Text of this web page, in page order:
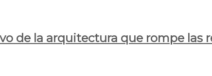
de la arquitectura que rompe las